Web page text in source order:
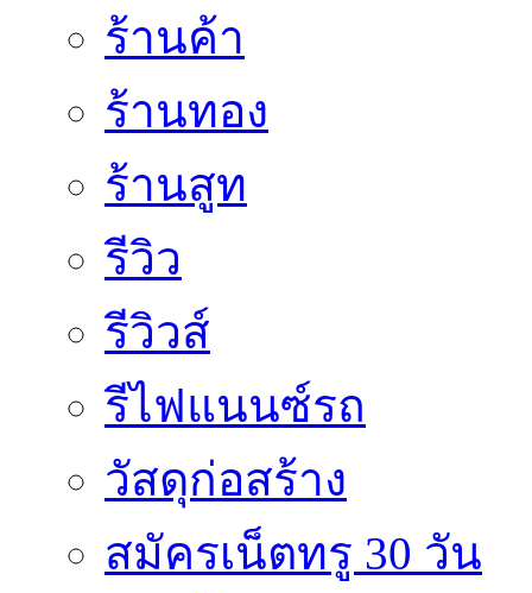
ร้านค้า
ร้านทอง
ร้านสูท
รีวิว
รีวิวส์
รีไฟแนนซ์รถ
วัสดุก่อสร้าง
สมัครเน็ตทรู 30 วัน